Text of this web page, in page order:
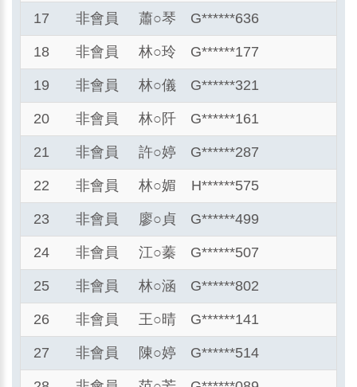
17 非會員 蕭○琴 G******636
18 非會員 林○玲 G******177
19 非會員 林○儀 G******321
20 非會員 林○ 阡 G******161
21 非會員 許○婷 G******287
22 非會員 林○媚 H******575
23 非會員 廖○ 貞 G******499
24 非會員 江○蓁 G******507
25 非會員 林○涵 G******802
26 非會員 王○晴 G******141
27 非會員 陳○婷 G******514